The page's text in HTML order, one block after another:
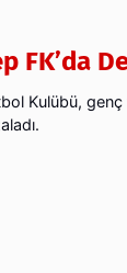
FK’da
Kulübü,